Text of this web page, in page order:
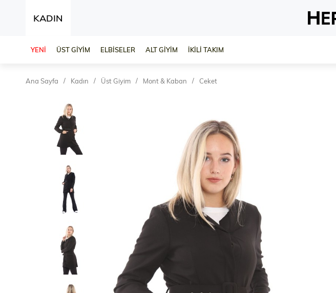
KADIN
YENİ ÜST GİYİM ELBİSELER ALT GİYİM İKİLİ TAKIM
Ana Sayfa Kadın Üst Giyim Mont & Kaban Ceket